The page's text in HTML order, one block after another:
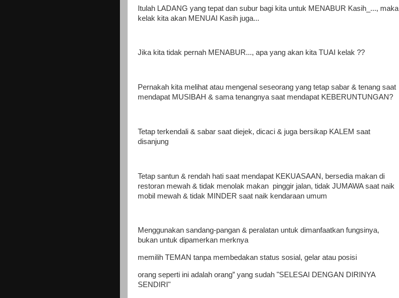
Itulah LADANG yang tepat dan subur bagi kita untuk MENABUR Kasih_..., maka
kelak kita akan MENUAI Kasih juga...
Jika kita tidak pernah MENABUR..., apa yang akan kita TUAI kelak ??
Pernakah kita melihat atau mengenal seseorang yang tetap sabar & tenang saat
mendapat MUSIBAH & sama tenangnya saat mendapat KEBERUNTUNGAN?
Tetap terkendali & sabar saat diejek, dicaci & juga bersikap KALEM saat
disanjung
Tetap santun & rendah hati saat mendapat KEKUASAAN, bersedia makan di
restoran mewah & tidak menolak makan pinggir jalan, tidak JUMAWA saat naik
mobil mewah & tidak MINDER saat naik kendaraan umum
Menggunakan sandang-pangan & peralatan untuk dimanfaatkan fungsinya,
bukan untuk dipamerkan merknya
memilih TEMAN tanpa membedakan status sosial, gelar atau posisi
orang seperti ini adalah orang” yang sudah "SELESAI DENGAN DIRINYA
SENDIRI"